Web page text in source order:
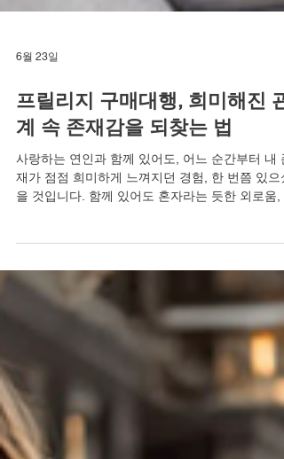
6월 23일
프릴리지 구매대행, 희미해진 관
사랑하는 연인과 함께 있어도, 어느 순간부터 내
을 것입니다. 함께 있어도 혼자라는 듯한 외로움,
대방의 눈빛이 더 이상 나를 향하지 않는 듯한 쓸
함. 관계 속 존재감이 점점 희미해지는 이유는 단
히 상대방의 무관심 때문만이 아닙니다. 조루 증상
으로 인한 자신감 하락이 반복되면서, 스스로가 관
계에서 물러나고, 결국 존재감까지 잃어버리는 악
환이 벌어집니다. 하지만 존재감은 결코 멀리 간
이 아닙니다. 단지 다시 찾을 용기와 방법이 필요
뿐입니다. 비아마켓이 그 해법을 함께 찾아드리겠
니다. 안전한 프릴리지 구매대행, 정품 선택의 기